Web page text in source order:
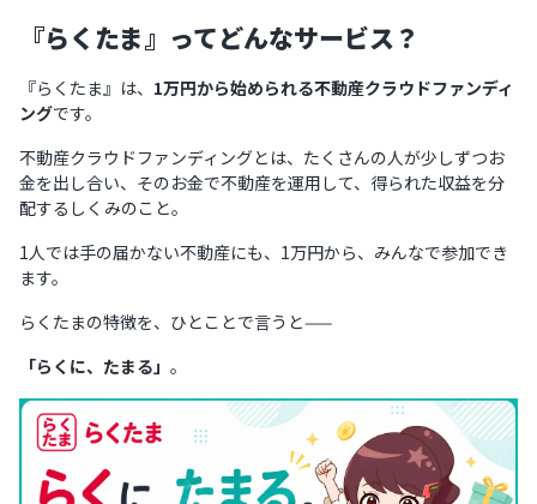
『らくたま』ってどんなサービス？
『らくたま』は、 1万円から始められる不動産クラウドファンディ
ングです。
不動産クラウドファンディングとは、たくさんの人が少しずつお
金を出し合い、そのお金で不動産を運用して、得られた収益を分
配するしくみのこと。
1人では手の届かない不動産にも、1万円から、みんなで参加でき
ます。
らくたまの特徴を、ひとことで言うと——
「らくに、たまる」 。